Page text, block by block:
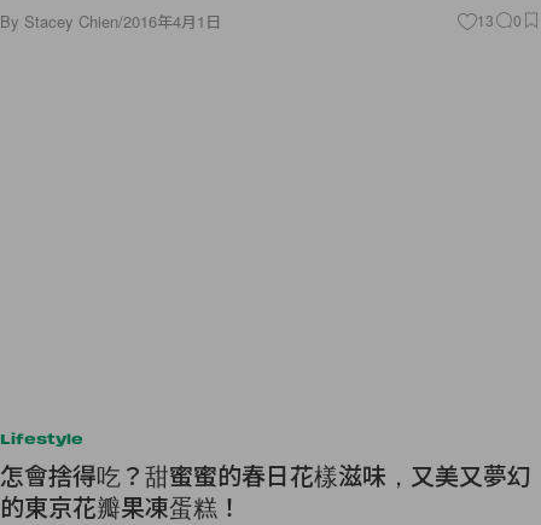
By Stacey Chien/2016年4月1日 13 0
Lifestyle
怎會捨得吃？甜蜜蜜的春日花樣滋味，又美又夢幻
的東京花瓣果凍蛋糕！